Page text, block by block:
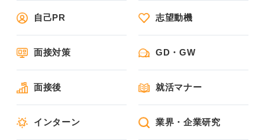
自己PR 志望動機
面接対策 GD・GW
面接後 就活マナー
インターン 業界・企業研究